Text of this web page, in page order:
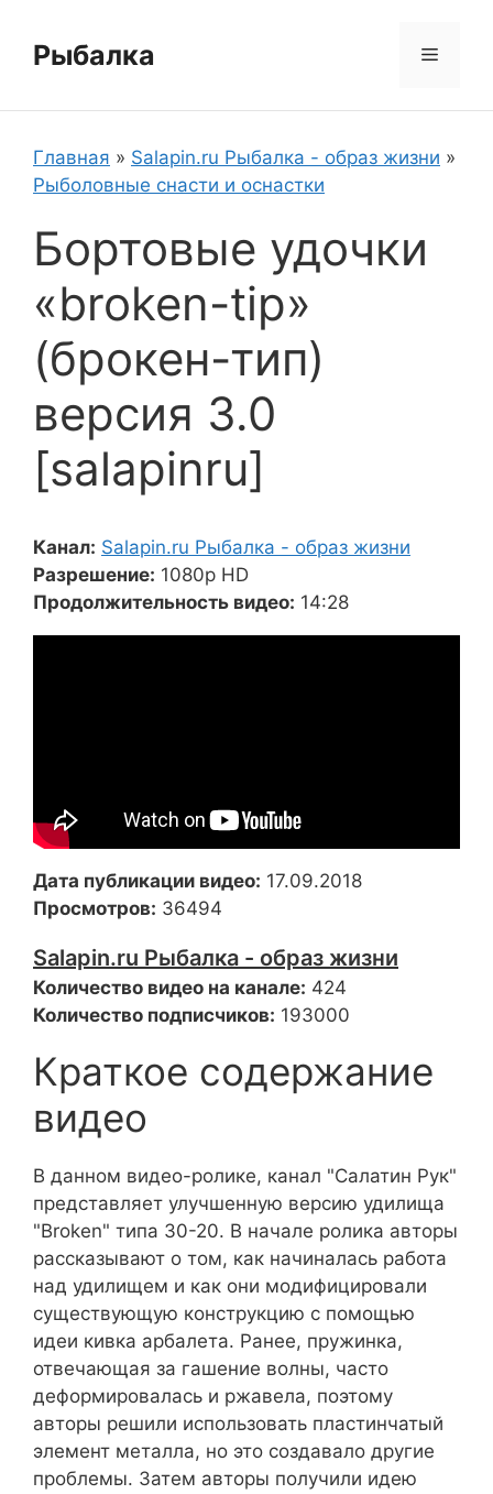
содержимому
Рыбалка Меню
Главная » Salapin.ru Рыбалка - образ жизни »
Рыболовные снасти и оснастки
Бортовые удочки
«broken-tip»
(брокен-тип)
версия 3.0
[salapinru]
Канал: Salapin.ru Рыбалка - образ жизни
Разрешение: 1080p HD
Продолжительность видео: 14:28
Дата публикации видео: 17.09.2018
Просмотров: 36494
Salapin.ru Рыбалка - образ жизни
Количество видео на канале: 424
Количество подписчиков: 193000
Краткое содержание
видео
В данном видео-ролике, канал "Салатин Рук"
представляет улучшенную версию удилища
"Broken" типа 30-20. В начале ролика авторы
рассказывают о том, как начиналась работа
над удилищем и как они модифицировали
существующую конструкцию с помощью
идеи кивка арбалета. Ранее, пружинка,
отвечающая за гашение волны, часто
деформировалась и ржавела, поэтому
авторы решили использовать пластинчатый
элемент металла, но это создавало другие
проблемы. Затем авторы получили идею